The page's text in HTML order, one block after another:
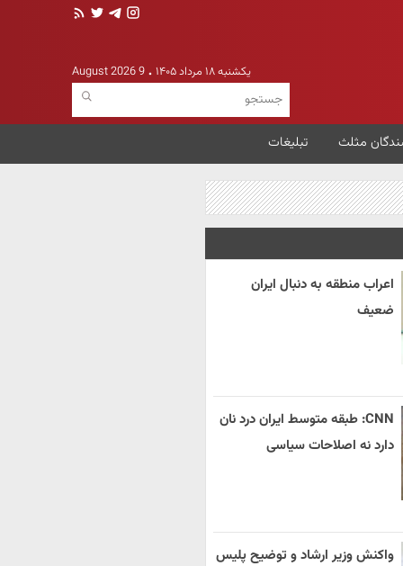
یکشنبه ۱۸ مرداد ۱۴۰۵ 9 August 2026
مثلث تبلیغات
اعراب منطقه به دنبال ایران
ضعیف
CNN: طبقه متوسط ایران درد نان
دارد نه اصلاحات سیاسی
واکنش وزیر ارشاد و توضیح پلیس